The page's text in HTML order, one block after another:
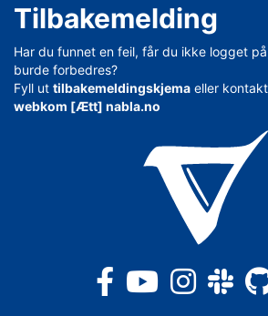
Tilbakemelding
Har du funnet en feil, får du ikke logget
burde forbedres?
Fyll ut tilbakemeldingskjema eller
webkom [Ætt] nabla.no